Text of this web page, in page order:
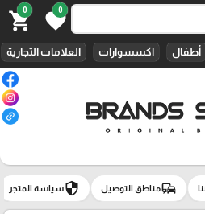
0
favorite
0
shopping_cart
أطفال اكسسوارات العلامات التجارية
commuteمناطق التوصيل securityسياسة المتجر